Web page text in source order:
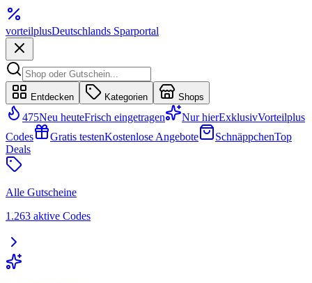
vorteilplusDeutschlands Sparportal
Entdecken Kategorien Shops
475Neu heuteFrisch eingetragen Nur hierExklusivVorteilplus
Codes
Gratis testenKostenlose Angebote SchnäppchenTop
Deals
Alle Gutscheine
1.263 aktive Codes